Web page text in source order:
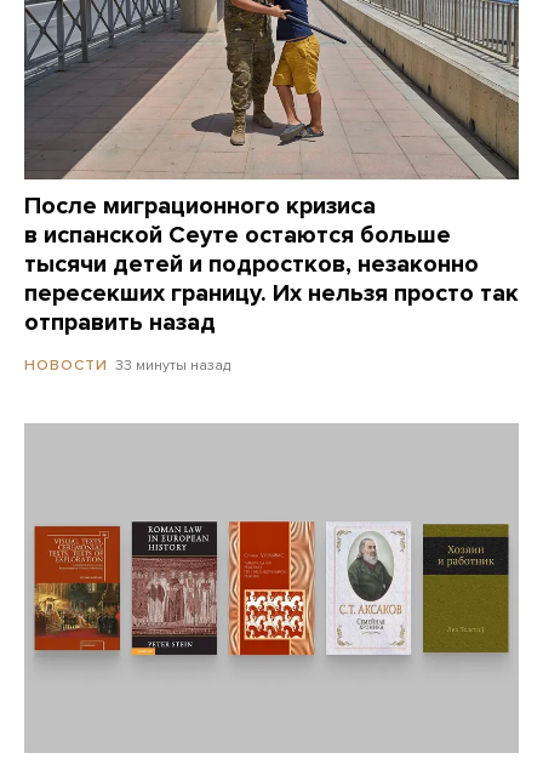
После миграционного кризиса
в испанской Сеуте остаются больше
тысячи детей и подростков, незаконно
пересекших границу. Их нельзя просто так
отправить назад
НОВОСТИ 33 минуты назад